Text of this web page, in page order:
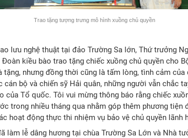
Trao tặng tượng trưng mô hình xuồng chủ quyền
lưu nghệ thuật tại đảo Trường Sa lớn, Thứ trưởng
Đoàn kiều bào trao tặng chiếc xuồng chủ quyền cho
nhưng đồng thời cũng là tấm lòng, tình cảm
bộ và chiến sỹ Hải quân, những người vẫn chắc
của Tổ quốc. Tôi vui mừng thông báo rằng chiếc
trong nhiều tháng qua nhằm góp thêm phương tiện
hoạt động thực thi nhiệm vụ bảo vệ chủ quyền lãnh
làm lễ dâng hương tại chùa Trường Sa Lớn và Nhà